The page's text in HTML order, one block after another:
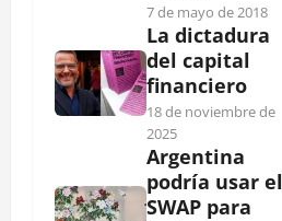
7 de mayo de 2018
La dictadura
del capital
financiero
18 de noviembre de
2025
Argentina
podría usar el
SWAP para